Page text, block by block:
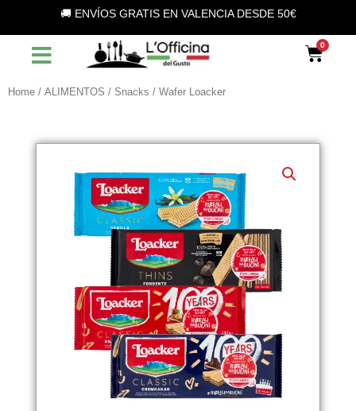
contenuto
🚚 ENVÍOS GRATIS EN VALENCIA DESDE 50€
Home / ALIMENTOS / Snacks / Wafer Loacker